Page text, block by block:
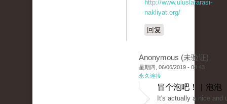
http://www.uluslararasi-
nakliyat.org/
回复
Anonymous (未验证)
星期四, 06/06/2019 - 04:43
永久连接
冒个泡吧！ | 泡泡
It's actually a nice and